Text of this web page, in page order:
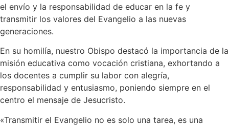
el envío y la responsabilidad de educar en la fe y
transmitir los valores del Evangelio a las nuevas
generaciones.
En su homilía, nuestro Obispo destacó la importancia de la
misión educativa como vocación cristiana, exhortando a
los docentes a cumplir su labor con alegría,
responsabilidad y entusiasmo, poniendo siempre en el
centro el mensaje de Jesucristo.
«Transmitir el Evangelio no es solo una tarea, es una